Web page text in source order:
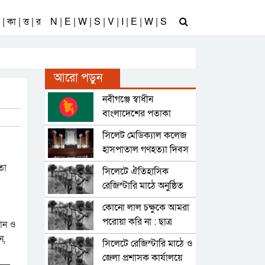
| ত্ত | র N | E | W | S | V | I | E | W | S
ও
আরো পড়ুন
নবীগঞ্জে স্বাধীন
বাংলাদেশের পতাকা
উত্তোলন হয়েছিলো ২২
মার্চ || এবার কোনো
কর্মসূচি নেই
সিলেট মেডিক্যাল কলেজ
হাসপাতাল গণহত্যা দিবস
৯ এপ্রিল
সিলেটে ঐতিহাসিক
রেজিস্টারি মাঠে অনুষ্ঠিত
হয় তখনকার সময়ের
সবচেয়ে বড় জনসভা
কোনো লাল চক্ষুকে আমরা
পরোয়া করি না : ছাত্র
শ্রমিক জনতার উদ্দেশ্যে
বঙ্গবন্ধু
সিলেটে রেজিস্টারি মাঠে ও
জেলা প্রশাসক কার্যালয়ে